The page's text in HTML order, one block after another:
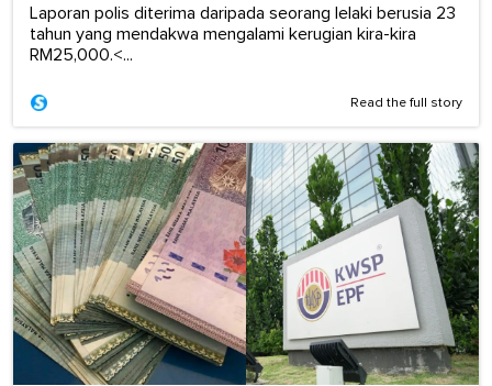
Laporan polis diterima daripada seorang lelaki berusia 23
tahun yang mendakwa mengalami kerugian kira-kira
RM25,000.<...
Read the full story